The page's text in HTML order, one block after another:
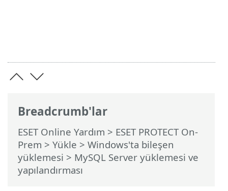
Breadcrumb'lar
ESET Online Yardım > ESET PROTECT On-
Prem > Yükle > Windows'ta bileşen
yüklemesi > MySQL Server yüklemesi ve
yapılandırması